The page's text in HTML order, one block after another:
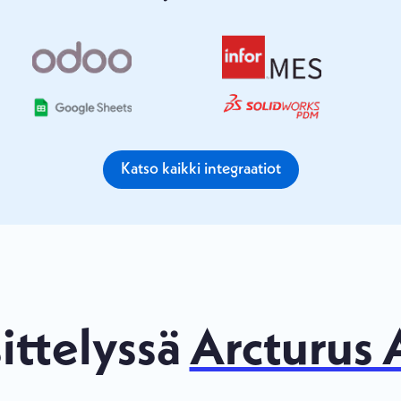
Katso kaikki integraatiot
Arcturus